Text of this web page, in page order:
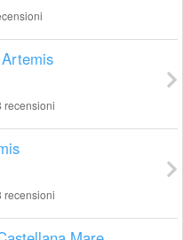
recensioni
recensioni